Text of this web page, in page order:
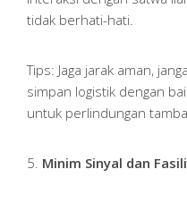
tidak berhati-hati.
Tips: Jaga jarak aman,
simpan logistik dengan
untuk perlindungan
5. Minim Sinyal dan